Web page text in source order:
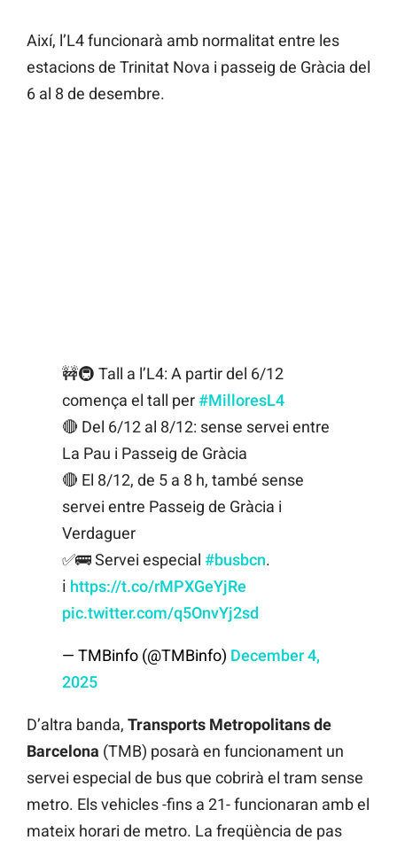
Així, l’L4 funcionarà amb normalitat entre les
estacions de Trinitat Nova i passeig de Gràcia del
6 al 8 de desembre.
🚧🚇 Tall a l’L4: A partir del 6/12
comença el tall per#MilloresL4
🔴 Del 6/12 al 8/12: sense servei entre
La Pau i Passeig de Gràcia
🔴 El 8/12, de 5 a 8 h, també sense
servei entre Passeig de Gràcia i
Verdaguer
✅🚌 Servei especial #busbcn.
ℹ️ https://t.co/rMPXGeYjRe
pic.twitter.com/q5OnvYj2sd
— TMBinfo (@TMBinfo) December 4,
2025
D’altra banda, Transports Metropolitans de
Barcelona (TMB) posarà en funcionament un
servei especial de bus que cobrirà el tram sense
metro. Els vehicles -fins a 21- funcionaran amb el
mateix horari de metro. La freqüència de pas